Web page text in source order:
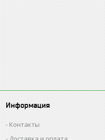
Информация
Контакты